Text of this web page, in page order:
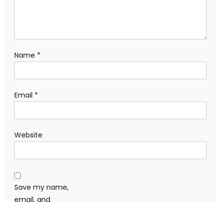
Name *
Email *
Website
Save my name,
email, and